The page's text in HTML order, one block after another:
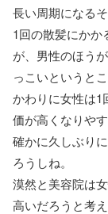
長い周期になるそ
1回の散髪にかか
が、男性のほう
っこいというとこ
かわりに女性は1
価が高くなりやす
確かに久しぶり
ろうしね。
漠然と美容院は
高いだろうと考